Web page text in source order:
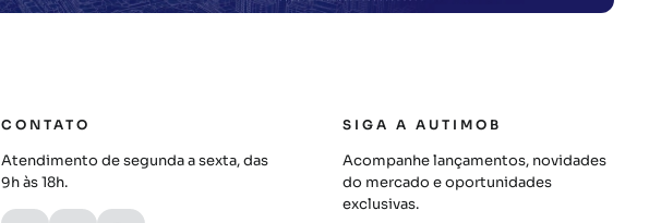
CONTATO
Atendimento de segunda a sexta, das
9h às 18h.
SIGA A AUTIMOB
Acompanhe lançamentos, novidades
do mercado e oportunidades
exclusivas.